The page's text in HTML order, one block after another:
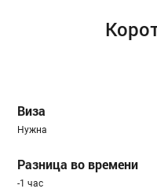
Виза
Нужна
Разница во времени
-1 час